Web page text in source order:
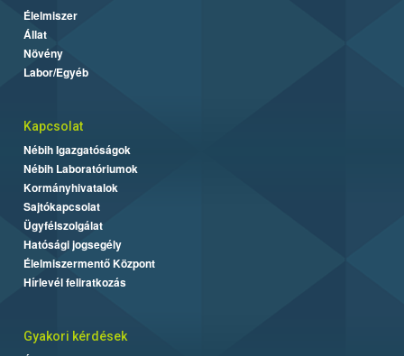
Élelmiszer
Állat
Növény
Labor/Egyéb
Kapcsolat
Nébih Igazgatóságok
Nébih Laboratóriumok
Kormányhivatalok
Sajtókapcsolat
Ügyfélszolgálat
Hatósági jogsegély
Élelmiszermentő Központ
Hírlevél feliratkozás
Gyakori kérdések